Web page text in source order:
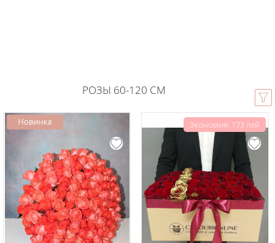
РОЗЫ 60-120 СМ
Экономия: 173 лей